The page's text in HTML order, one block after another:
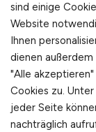
logistischen
passenden
dort
sind einige
Website
Ihnen
dienen
"Alle
Cookies zu.
jeder Seite
nachträglich